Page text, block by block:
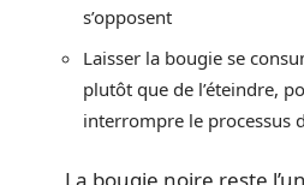
s’opposent
Laisser la bougie se
plutôt que de l’éteindre,
interrompre le processus